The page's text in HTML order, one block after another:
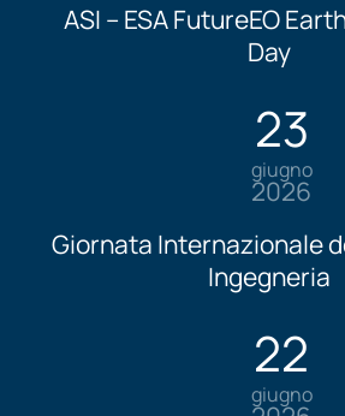
ASI – ESA FutureEO
Day
23
giugno
2026
Giornata Internazionale
Ingegneria
22
giugno